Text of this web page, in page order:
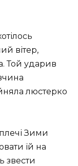
вітер,
Той ударив
люстерко
Зими
їй на
звести